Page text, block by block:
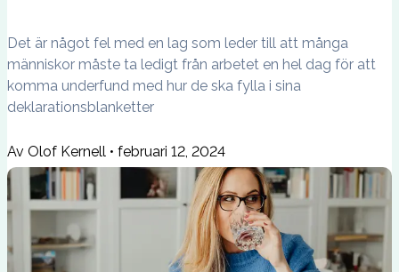
Det är något fel med en lag som leder till att många
människor måste ta ledigt från arbetet en hel dag för att
komma underfund med hur de ska fylla i sina
deklarationsblanketter
Av Olof Kernell • februari 12, 2024